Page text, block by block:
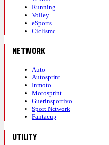
Running
Volley
eSports
Ciclismo
NETWORK
Auto
Autosprint
Inmoto
Motosprint
Guerinsportivo
Sport Network
Fantacup
UTILITY